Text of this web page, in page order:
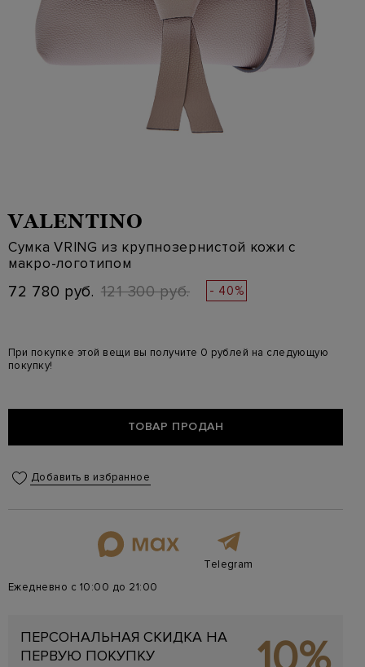
VALENTINO
Сумка VRING из крупнозернистой кожи с
макро-логотипом
72 780 руб. 121 300 руб. - 40%
При покупке этой вещи вы получите 0 рублей на следующую
покупку!
ТОВАР ПРОДАН
Добавить в избранное
Telegram
Ежедневно с 10:00 до 21:00
ПЕРСОНАЛЬНАЯ СКИДКА НА
ПЕРВУЮ ПОКУПКУ